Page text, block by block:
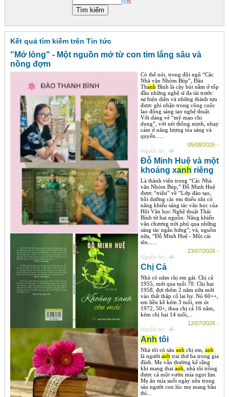
Liên hệ
Tìm kiếm
Kết quả tìm kiếm trên Tin tức
"Mở lòng" - Một nguồn mở từ con tim lắng sâu và
nồng đợm
Có thể nói, trong đội ngũ “Các
Nhà văn Nhóm Búp”, Đào
ThanhBình là cây bút nằm ở tốp
đầu những nghệ sĩ đa tài trước
sự hiện diện và những thành tựu
được ghi nhận trong công cuộc
lao động sáng tạo nghệ thuật.
Với dáng vẻ “mỹ mạo chi
dung”, với nét thông minh, nhạy
cảm ở năng lượng tỏa sáng và
quyến......
05/08/2026 -
Nguồn tin : -/-
Đỗ Minh Huệ và một
khoảng xanh riêng
Là thành viên trong “Các Nhà
văn Nhóm Búp,” Đỗ Minh Huệ
được “triệu” về “Lớp đào tạo,
bồi dưỡng các em thiếu nhi có
năng khiếu sáng tác văn học của
Hội Văn học Nghệ thuật Thái
Bình từ hai nguồn: Năng khiếu
văn chương trời phú qua những
sáng tác ngẫu hứng”; và, nguồn
nữa, “Đỗ Minh Huệ - Một cái
tên......
23/07/2026 -
Nguồn tin : -/-
Chị Cả
Nhà có năm chị em gái. Chị cả
1955, mới qua tuổi 70. Chị hai
1958, đợi thêm 2 năm nữa mới
vào thất thập cổ lai hy. Nó 60++,
em liền kề kém 3 tuổi, em út
1972, 50+, thua chị cả 16 năm,
kém chị hai 14 tuổi,...
12/07/2026 -
Nguồn tin : -/-
Anh tôi
Nhà tôi có sáu anhchị em, anh
là người anhtrai thứ ba trong gia
đình. Mẹ vẫn thường kể rằng
khi mang thai anh, nhà tôi trồng
được cả một vườn mía ngọt lịm.
Mẹ ăn mía suốt ngày nên trong
sáu người con lúc mẹ mang bầu
thì...